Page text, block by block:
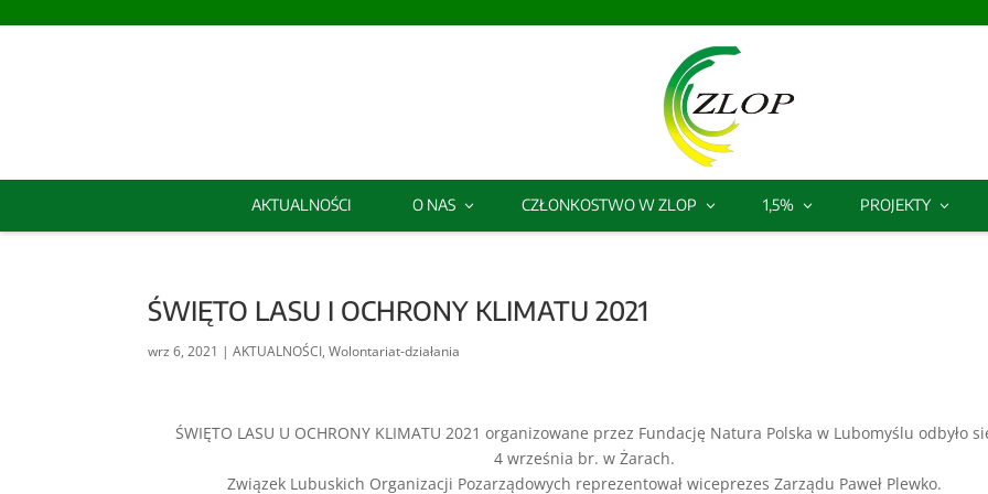
AKTUALNOŚCI O NAS CZŁONKOSTWO W ZLOP 1,5% PROJEKTY
ŚWIĘTO LASU I OCHRONY KLIMATU 2021
wrz 6, 2021 |AKTUALNOŚCI,Wolontariat-działania
ŚWIĘTO LASU U OCHRONY KLIMATU 2021 organizowane przez Fundację Natura Polska w Lubomyślu odbyło
4 września br. w Żarach.
Związek Lubuskich Organizacji Pozarządowych reprezentował wiceprezes Zarządu Paweł Plewko.